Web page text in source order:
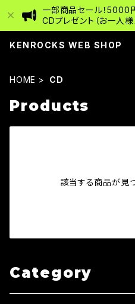
一部商品セール！5000
CDプレゼント（お一人様
KENROCKS WEB SHOP
HOME CD
Products
該当する商品が見
Category